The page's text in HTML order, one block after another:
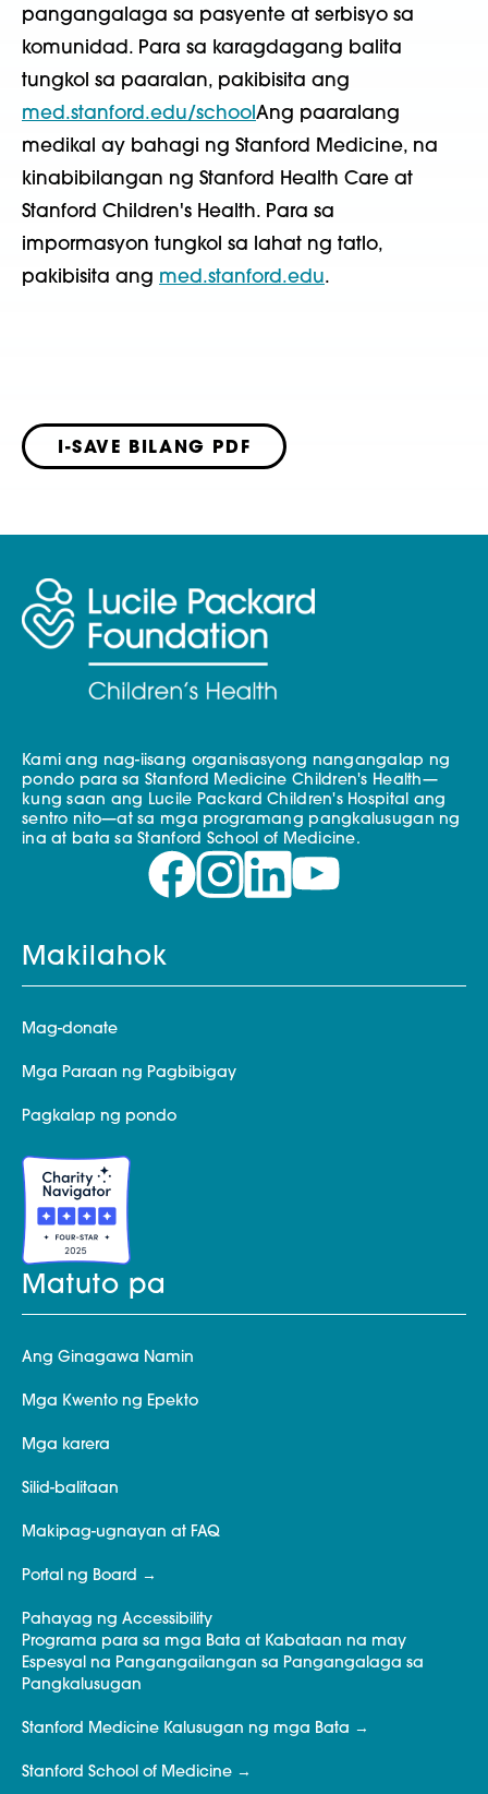
pangangalaga sa pasyente at serbisyo sa
komunidad. Para sa karagdagang balita
tungkol sa paaralan, pakibisita ang
med.stanford.edu/school Ang paaralang
medikal ay bahagi ng Stanford Medicine, na
kinabibilangan ng Stanford Health Care at
Stanford Children's Health. Para sa
impormasyon tungkol sa lahat ng tatlo,
pakibisita ang med.stanford.edu.
I-SAVE BILANG PDF
Kami ang nag-iisang organisasyong nangangalap ng
pondo para sa Stanford Medicine Children's Health—
kung saan ang Lucile Packard Children's Hospital ang
sentro nito—at sa mga programang pangkalusugan ng
ina at bata sa Stanford School of Medicine.
Makilahok
Mag-donate
Mga Paraan ng Pagbibigay
Pagkalap ng pondo
Matuto pa
Ang Ginagawa Namin
Mga Kwento ng Epekto
Mga karera
Silid-balitaan
Makipag-ugnayan at FAQ
Portal ng Board
Pahayag ng Accessibility
Programa para sa mga Bata at Kabataan na may
Espesyal na Pangangailangan sa Pangangalaga sa
Pangkalusugan
Stanford Medicine Kalusugan ng mga Bata
Stanford School of Medicine